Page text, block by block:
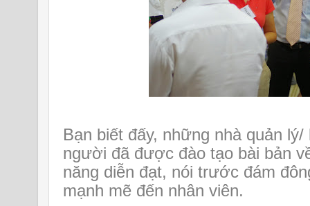
Bạn biết đấy, những nhà quản
người đã được đào tạo bài bản
năng diễn đạt, nói trước đám
mạnh mẽ đến nhân viên.